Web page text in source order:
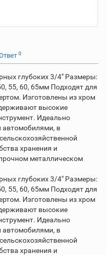
0
глубоких 3/4" Размеры:
55, 60, 65мм Подходят для
Изготовлены из хром
высокие
Идеально
автомобилями, в
хранения и
металлическом
глубоких 3/4" Размеры:
55, 60, 65мм Подходят для
Изготовлены из хром
высокие
Идеально
автомобилями, в
хранения и